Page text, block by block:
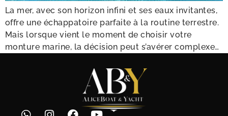
La mer, avec son horizon infini et ses eaux invitantes,
offre une échappatoire parfaite à la routine terrestre.
Mais lorsque vient le moment de choisir votre
monture marine, la décision peut s’avérer complexe…